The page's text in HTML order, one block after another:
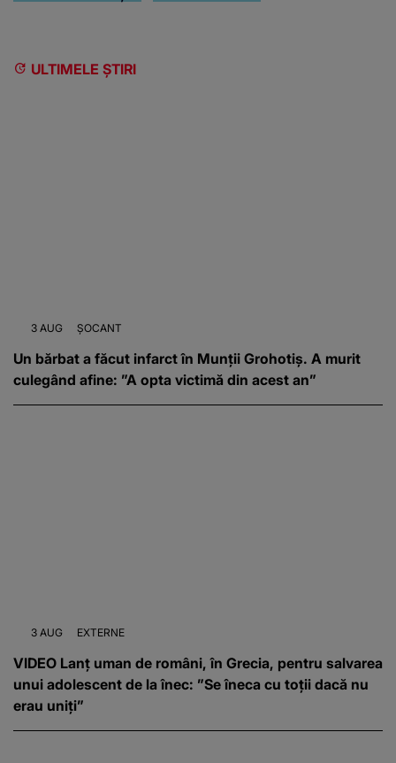
ULTIMELE ȘTIRI
3 AUG ȘOCANT
Un bărbat a făcut infarct în Munții Grohotiș. A murit
culegând afine: ”A opta victimă din acest an”
3 AUG EXTERNE
VIDEO Lanț uman de români, în Grecia, pentru salvarea
unui adolescent de la înec: ”Se îneca cu toții dacă nu
erau uniți”